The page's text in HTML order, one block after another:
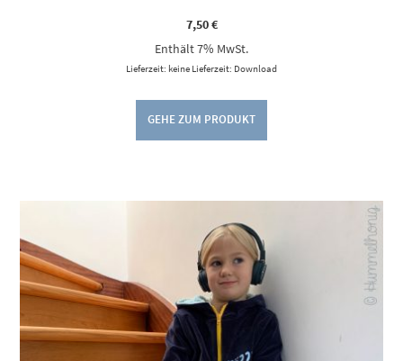
7,50€
Enthält 7% MwSt.
Lieferzeit: keine Lieferzeit: Download
GEHE ZUM PRODUKT